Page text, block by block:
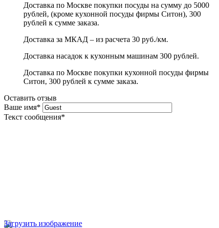
Доставка по Москве покупки посуды на сумму до 5000
рублей, (кроме кухонной посуды фирмы Ситон), 300
рублей к сумме заказа.
Доставка за МКАД – из расчета 30 руб./км.
Доставка насадок к кухонным машинам 300 рублей.
Доставка по Москве покупки кухонной посуды фирмы
Ситон, 300 рублей к сумме заказа.
Оставить отзыв
Ваше имя*
Текст сообщения*
Загрузить изображение